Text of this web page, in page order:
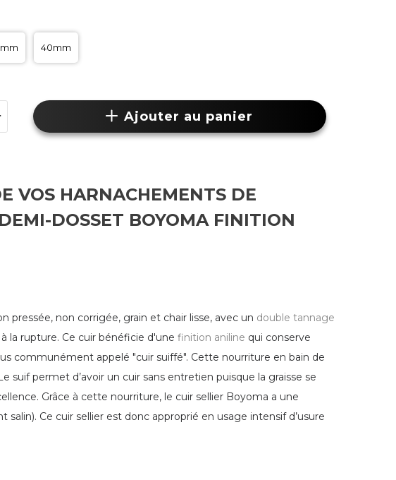
40mm
Ajouter au panier
VOS HARNACHEMENTS DE
DOSSET BOYOMA FINITION
pressée, non corrigée, grain et chair lisse, avec un double tannage
la rupture. Ce cuir bénéficie d'une finition aniline qui conserve
communément appelé "cuir suiffé". Cette nourriture en bain de
suif permet d’avoir un cuir sans entretien puisque la graisse se
Grâce à cette nourriture, le cuir sellier Boyoma a une
Ce cuir sellier est donc approprié en usage intensif d’usure